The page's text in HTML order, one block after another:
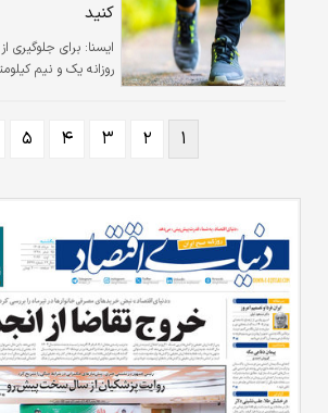
کنید
ايسنا: برای
روزانه یک و نیم
۱ ۲ ۳ ۴ ۵